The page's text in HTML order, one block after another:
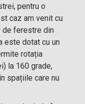
pentru o
caz am venit cu
de ferestre din
este dotat cu un
rotația
la 160 grade,
spațiile care nu